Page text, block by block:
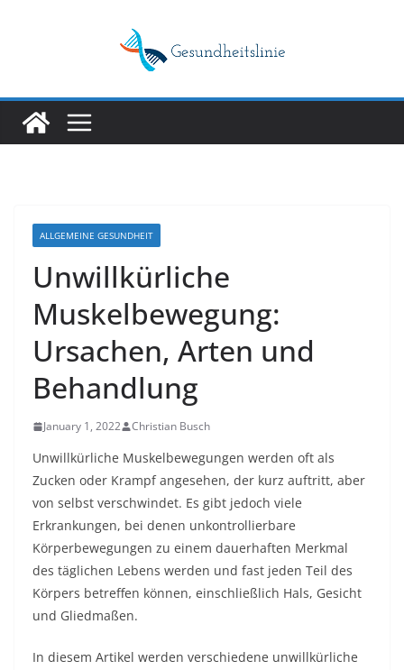
ALLGEMEINE GESUNDHEIT
Unwillkürliche
Muskelbewegung:
Ursachen, Arten und
Behandlung
January 1, 2022 Christian Busch
Unwillkürliche Muskelbewegungen werden oft als
Zucken oder Krampf angesehen, der kurz auftritt, aber
von selbst verschwindet. Es gibt jedoch viele
Erkrankungen, bei denen unkontrollierbare
Körperbewegungen zu einem dauerhaften Merkmal
des täglichen Lebens werden und fast jeden Teil des
Körpers betreffen können, einschließlich Hals, Gesicht
und Gliedmaßen.
In diesem Artikel werden verschiedene unwillkürliche